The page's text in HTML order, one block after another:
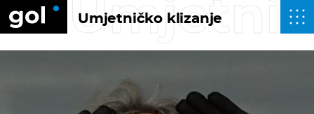
Umjetničko klizanje